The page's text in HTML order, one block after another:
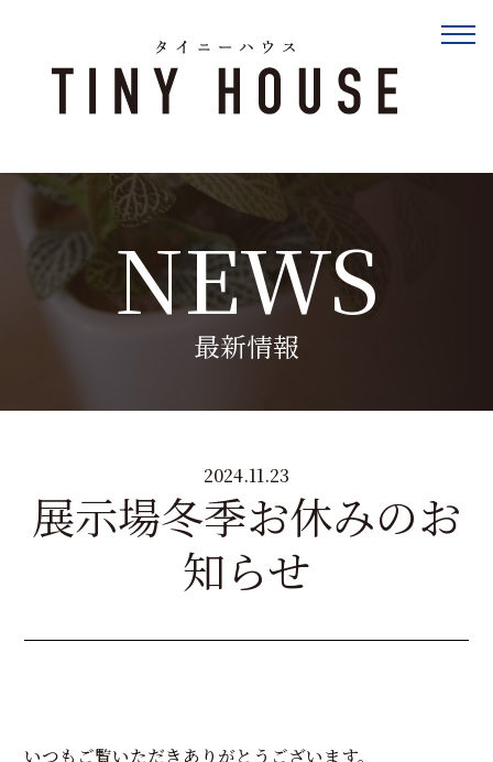
NEWS
最新情報
2024.11.23
展示場冬季お休みのお
知らせ
いつもご覧いただきありがとうございます。